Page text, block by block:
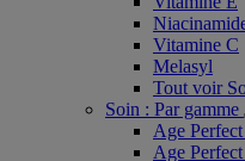
Vitamine C
Melasyl
Tout voir
Soin : Par gamme
Age
Age